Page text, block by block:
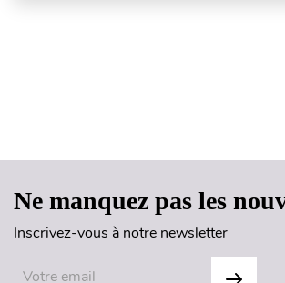
Ne manquez pas les
Inscrivez-vous à notre newsletter